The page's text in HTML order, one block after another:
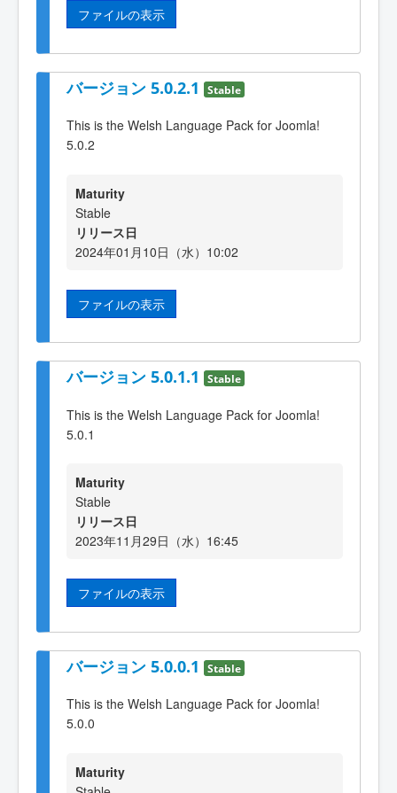
ファイルの表示
バージョン 5.0.2.1 Stable
This is the Welsh Language Pack for Joomla!
5.0.2
Maturity
Stable
リリース日
2024年01月10日（水）10:02
ファイルの表示
バージョン 5.0.1.1 Stable
This is the Welsh Language Pack for Joomla!
5.0.1
Maturity
Stable
リリース日
2023年11月29日（水）16:45
ファイルの表示
バージョン 5.0.0.1 Stable
This is the Welsh Language Pack for Joomla!
5.0.0
Maturity